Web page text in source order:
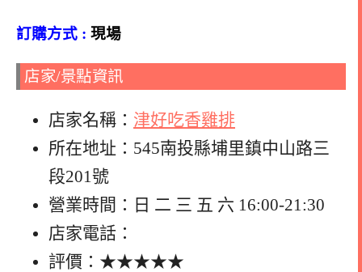
訂購方式 : 現場
店家/景點資訊
店家名稱： 津好吃香雞排
所在地址：545南投縣埔里鎮中山路三
段201號
營業時間：日 二 三 五 六 16:00-21:30
店家電話：
評價：★★★★★